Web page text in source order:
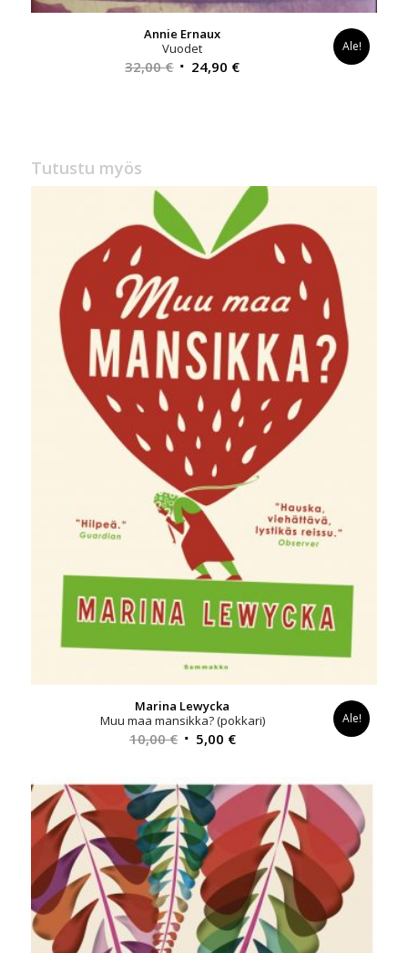
Annie Ernaux
Vuodet
32,00€ Alkuperäinen
24,90 €Nykyinen
Ale!
Tutustu myös
Marina Lewycka
Muu maa mansikka? (pokkari)
10,00€ Alkuperäinen
oli:
10,00 €.
5,00 €Nykyinen
on:
5,00 €.
Ale!